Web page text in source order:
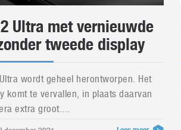
Ultra met vernieuwde
tweede display
wordt geheel herontworpen. Het
komt te vervallen, in plaats daarvan
extra groot....